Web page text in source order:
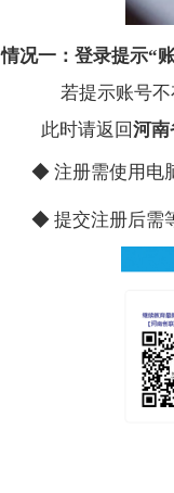
情况一：登录提示“
若提示账号
此时请返回河南
◆ 注册需使用电
◆ 提交注册后需